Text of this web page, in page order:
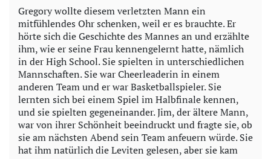
Gregory wollte diesem verletzten Mann ein
mitfühlendes Ohr schenken, weil er es brauchte. Er
hörte sich die Geschichte des Mannes an und erzählte
ihm, wie er seine Frau kennengelernt hatte, nämlich
in der High School. Sie spielten in unterschiedlichen
Mannschaften. Sie war Cheerleaderin in einem
anderen Team und er war Basketballspieler. Sie
lernten sich bei einem Spiel im Halbfinale kennen,
und sie spielten gegeneinander. Jim, der ältere Mann,
war von ihrer Schönheit beeindruckt und fragte sie, ob
sie am nächsten Abend sein Team anfeuern würde. Sie
hat ihm natürlich die Leviten gelesen, aber sie kam